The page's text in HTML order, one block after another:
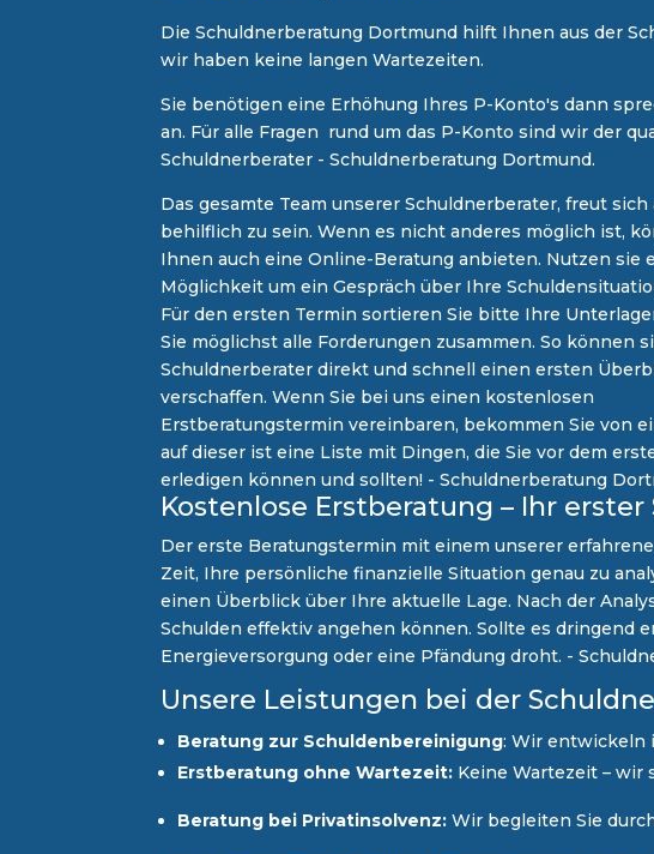
Die Schuldnerberatung Dortmund hilft Ihnen aus der
wir haben keine langen Wartezeiten.
Sie benötigen eine Erhöhung Ihres P-Konto's dann
an. Für alle Fragen rund um das P-Konto sind wir der
Schuldnerberater - Schuldnerberatung Dortmund.
Das gesamte Team unserer Schuldnerberater, freut
behilflich zu sein. Wenn es nicht anderes möglich ist,
Ihnen auch eine Online-Beratung anbieten. Nutzen sie
Möglichkeit um ein Gespräch über Ihre
Für den ersten Termin sortieren Sie bitte Ihre
Sie möglichst alle Forderungen zusammen. So können
Schuldnerberater direkt und schnell einen ersten
verschaffen. Wenn Sie bei uns einen kostenlosen
Erstberatungstermin vereinbaren, bekommen Sie von
auf dieser ist eine Liste mit Dingen, die Sie vor dem
erledigen können und sollten! - Schuldnerberatung
Kostenlose Erstberatung – Ihr
Der erste Beratungstermin mit einem unserer
Zeit, Ihre persönliche finanzielle Situation genau zu
einen Überblick über Ihre aktuelle Lage. Nach der
Schulden effektiv angehen können. Sollte es dringend
Energieversorgung oder eine Pfändung droht. -
Unsere Leistungen bei der
Beratung zur Schuldenbereinigung: Wir entwickeln
Erstberatung ohne Wartezeit: Keine Wartezeit – wir
Beratung bei Privatinsolvenz: Wir begleiten Sie